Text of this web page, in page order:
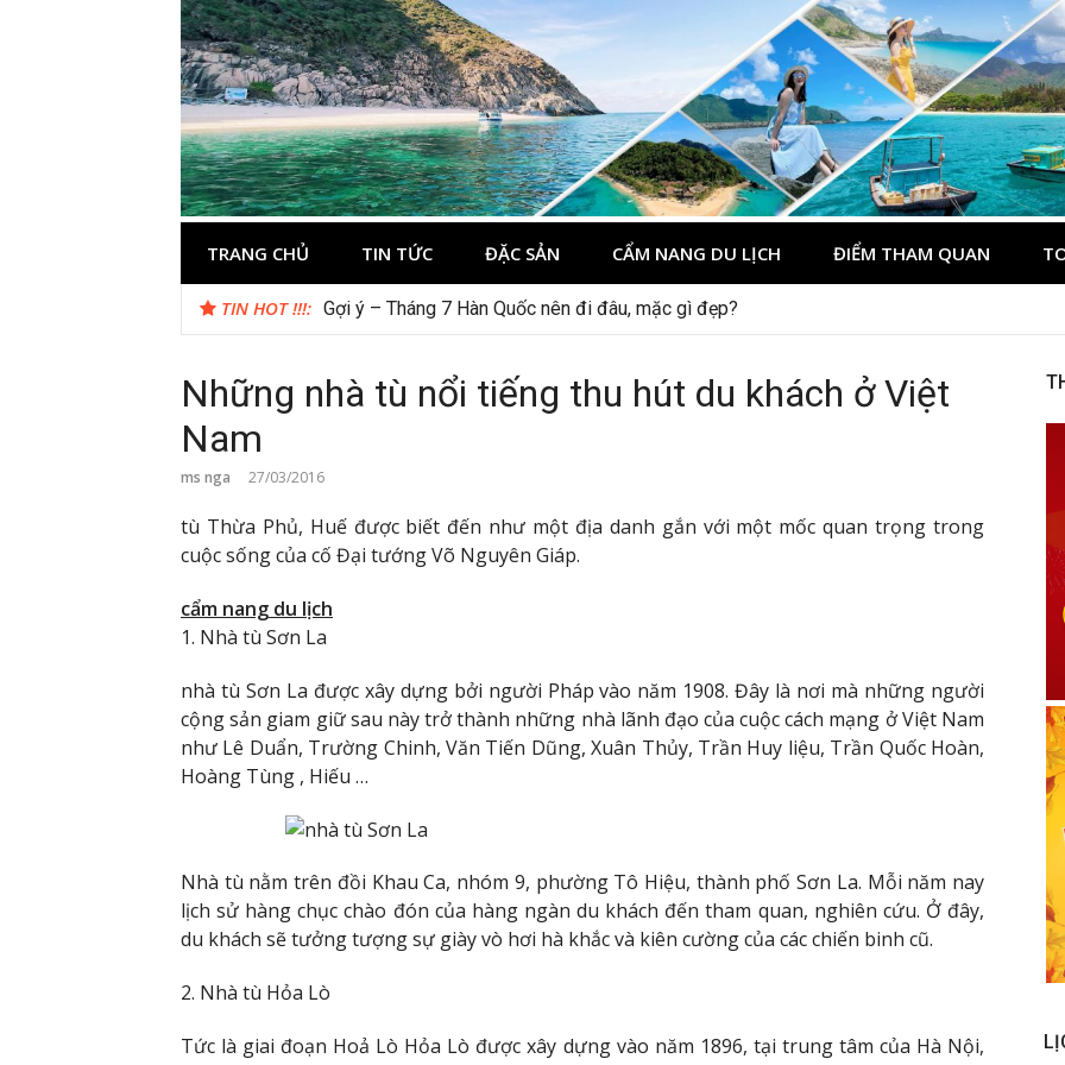
Kinh nghiệm du lịch Côn Đảo
Thông tin và kinh nghiệm khi du lịch Côn Đảo
TRANG CHỦ TIN TỨC ĐẶC SẢN CẨM NANG DU LỊCH ĐIỂM THAM QUAN
TIN HOT !!!: Gợi ý – Tháng 7 Hàn Quốc nên đi đâu, mặc gì đẹp?
Những nhà tù nổi tiếng thu hút du khách ở Việt
Nam
ms nga 27/03/2016
tù Thừa Phủ, Huế được biết đến như một địa danh gắn với một mốc quan trọng trong
cuộc sống của cố Đại tướng Võ Nguyên Giáp.
cẩm nang du lịch
1. Nhà tù Sơn La
nhà tù Sơn La được xây dựng bởi người Pháp vào năm 1908. Đây là nơi mà những người
cộng sản giam giữ sau này trở thành những nhà lãnh đạo của cuộc cách mạng ở Việt Nam
như Lê Duẩn, Trường Chinh, Văn Tiến Dũng, Xuân Thủy, Trần Huy liệu, Trần Quốc Hoàn,
Hoàng Tùng , Hiếu …
Nhà tù nằm trên đồi Khau Ca, nhóm 9, phường Tô Hiệu, thành phố Sơn La. Mỗi năm nay
lịch sử hàng chục chào đón của hàng ngàn du khách đến tham quan, nghiên cứu. Ở đây,
du khách sẽ tưởng tượng sự giày vò hơi hà khắc và kiên cường của các chiến binh cũ.
2. Nhà tù Hỏa Lò
Tức là giai đoạn Hoả Lò Hỏa Lò được xây dựng vào năm 1896, tại trung tâm của Hà Nội,